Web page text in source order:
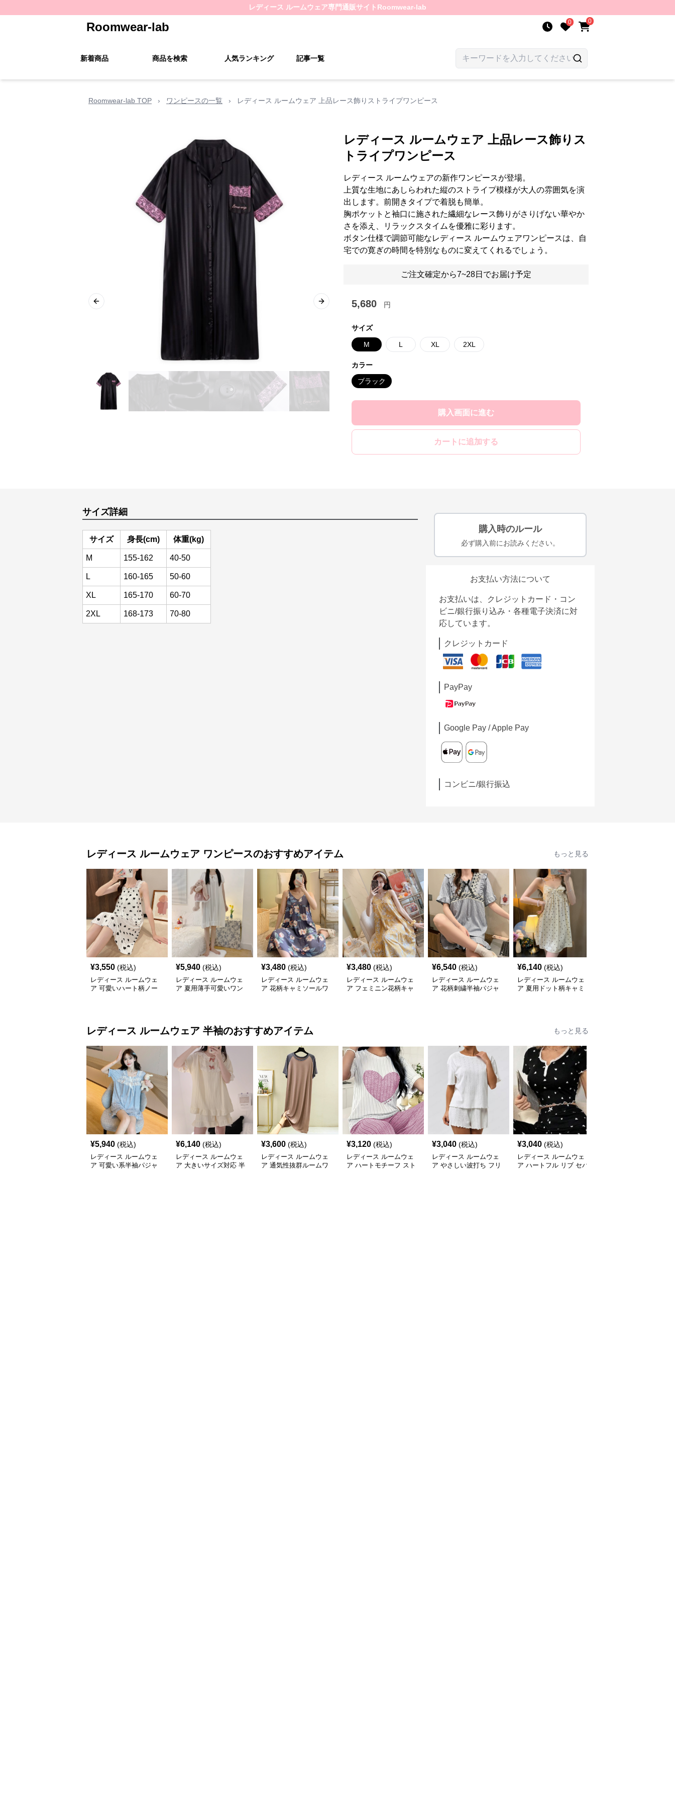
レディース ルームウェア専門通販サイト Roomwear-lab
Roomwear-lab 0 0
新着商品 商品を検索 人気ランキング 記事一覧
Roomwear-lab TOP › ワンピースの一覧 › レディース ルームウェア 上品レース飾りストライプワンピース
Previous slide Next slide
レディース ルームウェア 上品レース飾りス
トライプワンピース
レディース ルームウェアの新作ワンピースが登場。
上質な生地にあしらわれた縦のストライプ模様が大人の雰囲気を演
出します。前開きタイプで着脱も簡単。
胸ポケットと袖口に施された繊細なレース飾りがさりげない華やか
さを添え、リラックスタイムを優雅に彩ります。
ボタン仕様で調節可能なレディース ルームウェアワンピースは、自
宅での寛ぎの時間を特別なものに変えてくれるでしょう。
ご注文確定から7~28日でお届け予定
5,680 円
サイズ
M L XL 2XL
カラー
ブラック
購入画面に進む
カートに追加する
サイズ詳細
サイズ 身長(cm) 体重(kg)
M 155-162 40-50
L 160-165 50-60
XL 165-170 60-70
2XL 168-173 70-80
購入時のルール
必ず購入前にお読みください。
お支払い方法について
お支払いは、クレジットカード・コン
ビニ/銀行振り込み・各種電子決済に対
応しています。
クレジットカード
PayPay
Google Pay / Apple Pay
コンビニ/銀行振込
レディース ルームウェア ワンピースのおすすめアイテム もっと見る
¥3,550 (税込)
レディース ルームウェ
ア 可愛いハート柄ノー
¥5,940 (税込)
レディース ルームウェ
ア 夏用薄手可愛いワン
¥3,480 (税込)
レディース ルームウェ
ア 花柄キャミソールワ
¥3,480 (税込)
レディース ルームウェ
ア フェミニン花柄キャ
¥6,540 (税込)
レディース ルームウェ
ア 花柄刺繍半袖パジャ
¥6,140 (税込)
レディース ルームウェ
ア 夏用ドット柄キャミ
レディース ルームウェア 半袖のおすすめアイテム もっと見る
¥5,940 (税込)
レディース ルームウェ
ア 可愛い系半袖パジャ
¥6,140 (税込)
レディース ルームウェ
ア 大きいサイズ対応 半
¥3,600 (税込)
レディース ルームウェ
ア 通気性抜群ルームワ
¥3,120 (税込)
レディース ルームウェ
ア ハートモチーフ スト
¥3,040 (税込)
レディース ルームウェ
ア やさしい波打ち フリ
¥3,040 (税込)
レディース ルームウェ
ア ハートフル リブ セパ